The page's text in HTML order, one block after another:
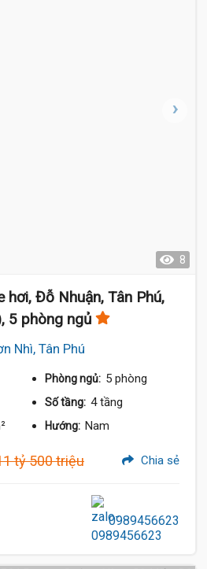
8
hơi, Đỗ Nhuận, Tân Phú,
5 phòng ngủ
Nhì, Tân Phú
Phòng ngủ: 5 phòng
Số tầng: 4 tầng
Hướng: Nam
tỷ 500 triệu Chia sẻ
0989456623